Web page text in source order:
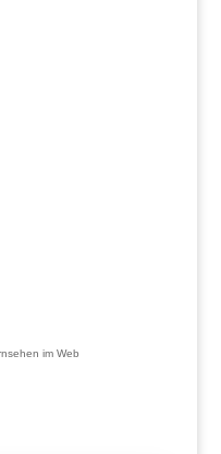
im Web